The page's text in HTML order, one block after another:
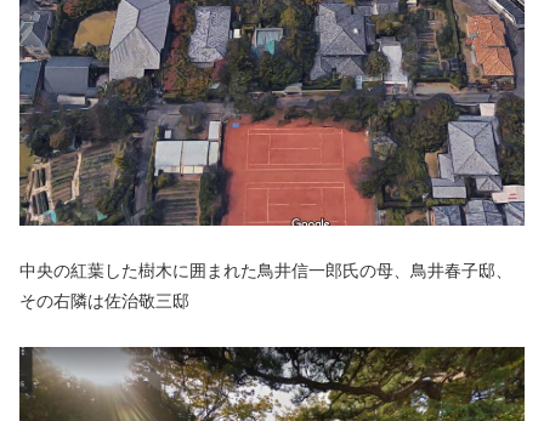
中央の紅葉した樹木に囲まれた鳥井信一郎氏の母、鳥井春子邸、
その右隣は佐治敬三邸